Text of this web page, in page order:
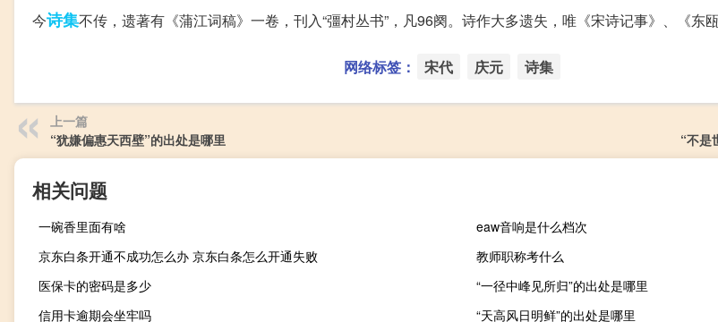
今诗集不传，遗著有《蒲江词稿》一卷，刊入“彊村丛书”，凡96阕。诗作大多遗失，唯《宋诗记事》、《东
网络标签： 宋代 庆元 诗集
上一篇
“犹嫌偏惠天西壁”的出处是哪里
“不是
相关问题
一碗香里面有啥
eaw音响是什么档次
京东白条开通不成功怎么办 京东白条怎么开通失败
教师职称考什么
医保卡的密码是多少
“一径中峰见所归”的出处是哪里
信用卡逾期会坐牢吗
“天高风日明鲜”的出处是哪里